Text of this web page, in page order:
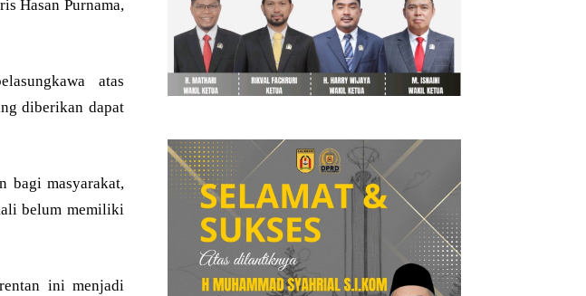
Hasan Purnama,
atas
diberikan dapat
bagi masyarakat,
belum memiliki
ini menjadi